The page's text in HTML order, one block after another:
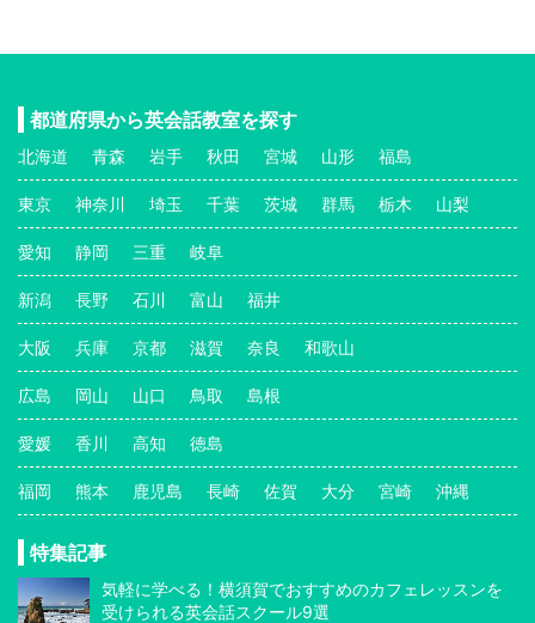
都道府県から英会話教室を探す
北海道 青森 岩手 秋田 宮城 山形 福島
東京 神奈川 埼玉 千葉 茨城 群馬 栃木 山梨
愛知 静岡 三重 岐阜
新潟 長野 石川 富山 福井
大阪 兵庫 京都 滋賀 奈良 和歌山
広島 岡山 山口 鳥取 島根
愛媛 香川 高知 徳島
福岡 熊本 鹿児島 長崎 佐賀 大分 宮崎 沖縄
特集記事
気軽に学べる！横須賀でおすすめのカフェレッスンを
受けられる英会話スクール9選